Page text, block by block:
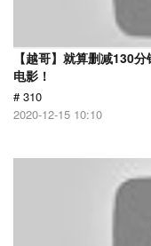
【越哥】就算删减130
电影！
# 310
2020-12-15 10:10